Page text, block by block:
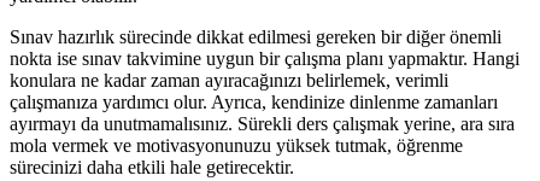
Sınav hazırlık sürecinde dikkat edilmesi gereken bir diğer önemli
nokta ise sınav takvimine uygun bir çalışma planı yapmaktır. Hangi
konulara ne kadar zaman ayıracağınızı belirlemek, verimli
çalışmanıza yardımcı olur. Ayrıca, kendinize dinlenme zamanları
ayırmayı da unutmamalısınız. Sürekli ders çalışmak yerine, ara sıra
mola vermek ve motivasyonunuzu yüksek tutmak, öğrenme
sürecinizi daha etkili hale getirecektir.